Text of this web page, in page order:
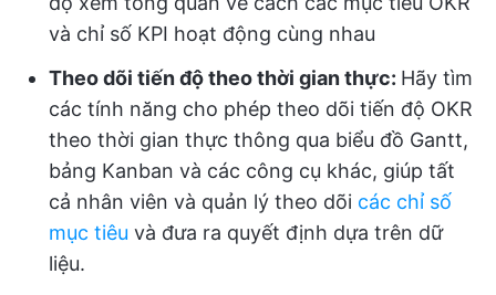
và chỉ số KPI hoạt động cùng nhau
Theo dõi tiến độ theo thời gian thực: Hãy tìm
các tính năng cho phép theo dõi tiến độ OKR
theo thời gian thực thông qua biểu đồ Gantt,
bảng Kanban và các công cụ khác, giúp tất
cả nhân viên và quản lý theo dõi các chỉ số
mục tiêu và đưa ra quyết định dựa trên dữ
liệu.